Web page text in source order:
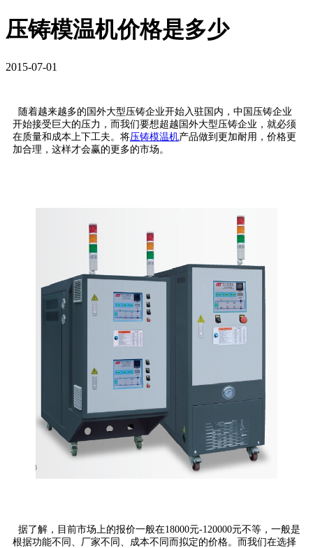
压铸模温机价格是多少
2015-07-01
随着越来越多的国外大型压铸企业开始入驻国内，中国压铸企业
开始接受巨大的压力，而我们要想超越国外大型压铸企业，就必须
在质量和成本上下工夫。将压铸模温机产品做到更加耐用，价格更
加合理，这样才会赢的更多的市场。
据了解，目前市场上的报价一般在18000元-120000元不等，一般是
根据功能不同、厂家不同、成本不同而拟定的价格。而我们在选择